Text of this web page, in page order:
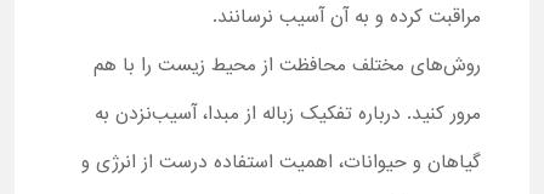
مراقبت کرده و به آن آسیب نرسانند.
روش‌های مختلف محافظت از محیط زیست را با هم
مرور کنید. درباره تفکیک زباله از مبدا، آسیب‌نزدن به
گیاهان و حیوانات، اهمیت استفاده درست از انرژی و